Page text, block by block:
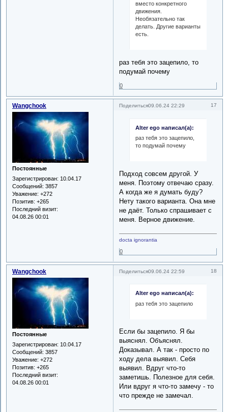
вместо конкретного
движения.
Необязательно так
делать. Другие варианты
есть.
раз тебя это зацепило, то
подумай почему
0
Поделиться 17
09.06.24 22:29
Wangchook
Постоянные
Зарегистрирован: 10.04.17
Сообщений: 3857
Уважение: +272
Позитив: +265
Последний визит:
04.08.26 00:01
Alter ego написал(а):
раз тебя это зацепило,
то подумай почему
Подход совсем другой. У
меня. Поэтому отвечаю сразу.
А когда же я думать буду?
Нету такого варианта. Она мне
не даёт. Только спрашивает с
меня. Верное движение.
docta ignorantia
0
Поделиться 18
09.06.24 22:59
Wangchook
Постоянные
Зарегистрирован: 10.04.17
Сообщений: 3857
Уважение: +272
Позитив: +265
Последний визит:
04.08.26 00:01
Alter ego написал(а):
раз тебя это зацепило
Если бы зацепило. Я бы
выяснял. Объяснял.
Доказывал. А так - просто по
ходу дела выявил. Себя
выявил. Вдруг что-то
заметишь. Полезное для себя.
Или вдруг я что-то замечу - то
что прежде не замечал.